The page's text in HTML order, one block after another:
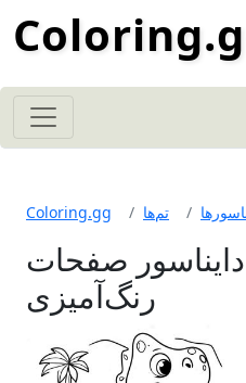
Coloring.gg تم‌ها
صفحات
رنگ‌آمیزی